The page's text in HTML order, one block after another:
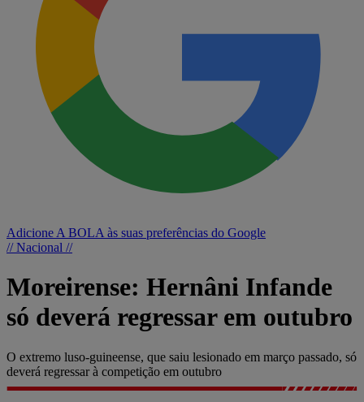
Adicione A BOLA às suas preferências do Google
// Nacional //
Moreirense: Hernâni Infande
só deverá regressar em outubro
O extremo luso-guineense, que saiu lesionado em março passado, só
deverá regressar à competição em outubro